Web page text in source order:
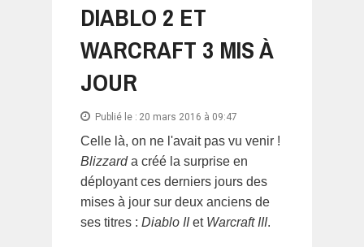
DIABLO 2 ET
WARCRAFT 3 MIS À
JOUR
Publié le : 20 mars 2016 à 09:47
Celle là, on ne l'avait pas vu venir !
Blizzarda créé la surprise en
déployant ces derniers jours des
mises à jour sur deux anciens de
ses titres : Diablo IIet Warcraft III.